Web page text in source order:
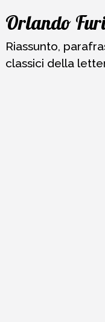
Vai
contenuto
Orlando
Riassunto,
classici della